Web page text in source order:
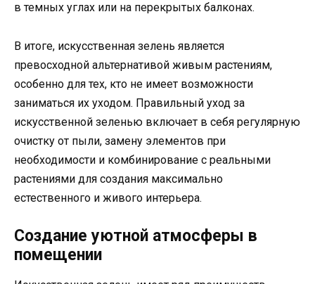
в темных углах или на перекрытых балконах.
В итоге, искусственная зелень является
превосходной альтернативой живым растениям,
особенно для тех, кто не имеет возможности
заниматься их уходом. Правильный уход за
искусственной зеленью включает в себя регулярную
очистку от пыли, замену элементов при
необходимости и комбинирование с реальными
растениями для создания максимально
естественного и живого интерьера.
Создание уютной атмосферы в
помещении